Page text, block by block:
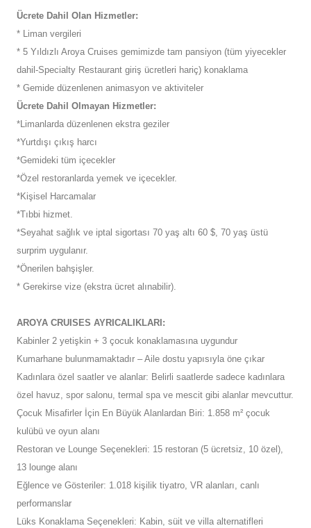
Ücrete Dahil Olan Hizmetler:
* Liman vergileri
* 5 Yıldızlı Aroya Cruises gemimizde tam pansiyon (tüm yiyecekler
dahil-Specialty Restaurant giriş ücretleri hariç) konaklama
* Gemide düzenlenen animasyon ve aktiviteler
Ücrete Dahil Olmayan Hizmetler:
*Limanlarda düzenlenen ekstra geziler
*Yurtdışı çıkış harcı
*Gemideki tüm içecekler
*Özel restoranlarda yemek ve içecekler.
*Kişisel Harcamalar
*Tıbbi hizmet.
*Seyahat sağlık ve iptal sigortası 70 yaş altı 60 $, 70 yaş üstü
surprim uygulanır.
*Önerilen bahşişler.
* Gerekirse vize (ekstra ücret alınabilir).
AROYA CRUISES AYRICALIKLARI:
Kabinler 2 yetişkin + 3 çocuk konaklamasına uygundur
Kumarhane bulunmamaktadır – Aile dostu yapısıyla öne çıkar
Kadınlara özel saatler ve alanlar: Belirli saatlerde sadece kadınlara
özel havuz, spor salonu, termal spa ve mescit gibi alanlar mevcuttur.
Çocuk Misafirler İçin En Büyük Alanlardan Biri: 1.858 m² çocuk
kulübü ve oyun alanı
Restoran ve Lounge Seçenekleri: 15 restoran (5 ücretsiz, 10 özel),
13 lounge alanı
Eğlence ve Gösteriler: 1.018 kişilik tiyatro, VR alanları, canlı
performanslar
Lüks Konaklama Seçenekleri: Kabin, süit ve villa alternatifleri